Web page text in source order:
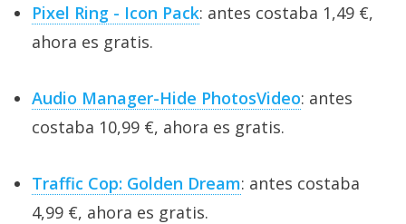
Pixel Ring - Icon Pack: antes costaba 1,49 €,
ahora es gratis.
Audio Manager-Hide PhotosVideo: antes
costaba 10,99 €, ahora es gratis.
Traffic Cop: Golden Dream: antes costaba
4,99 €, ahora es gratis.